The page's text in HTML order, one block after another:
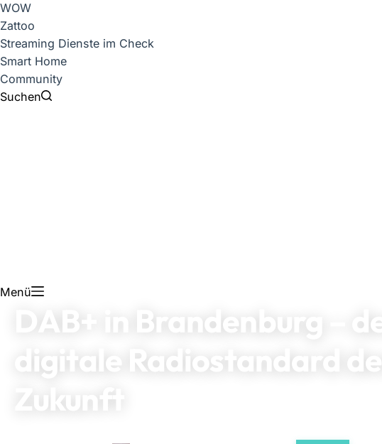
WOW
Zattoo
Streaming Dienste im Check
Smart Home
Community
Suchen
Menü
DAB+ in Brandenburg – der
digitale Radiostandard der
Zukunft